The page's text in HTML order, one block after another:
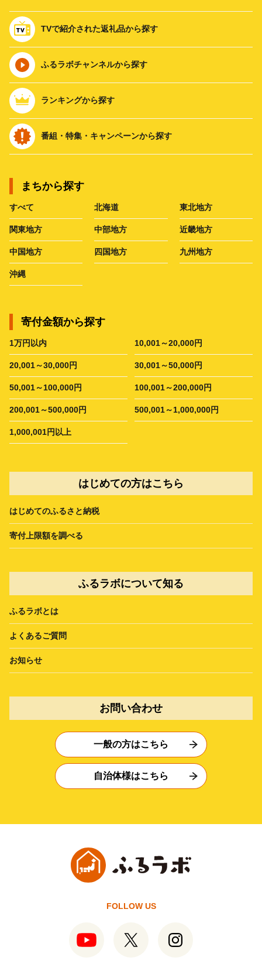
TVで紹介された返礼品から探す
ふるラボチャンネルから探す
ランキングから探す
番組・特集・キャンペーンから探す
まちから探す
すべて 北海道 東北地方
関東地方 中部地方 近畿地方
中国地方 四国地方 九州地方
沖縄
寄付金額から探す
1万円以内 10,001～20,000円
20,001～30,000円 30,001～50,000円
50,001～100,000円 100,001～200,000円
200,001～500,000円 500,001～1,000,000円
1,000,001円以上
はじめての方はこちら
はじめてのふるさと納税
寄付上限額を調べる
ふるラボについて知る
ふるラボとは
よくあるご質問
お知らせ
お問い合わせ
一般の方はこちら
自治体様はこちら
FOLLOW US